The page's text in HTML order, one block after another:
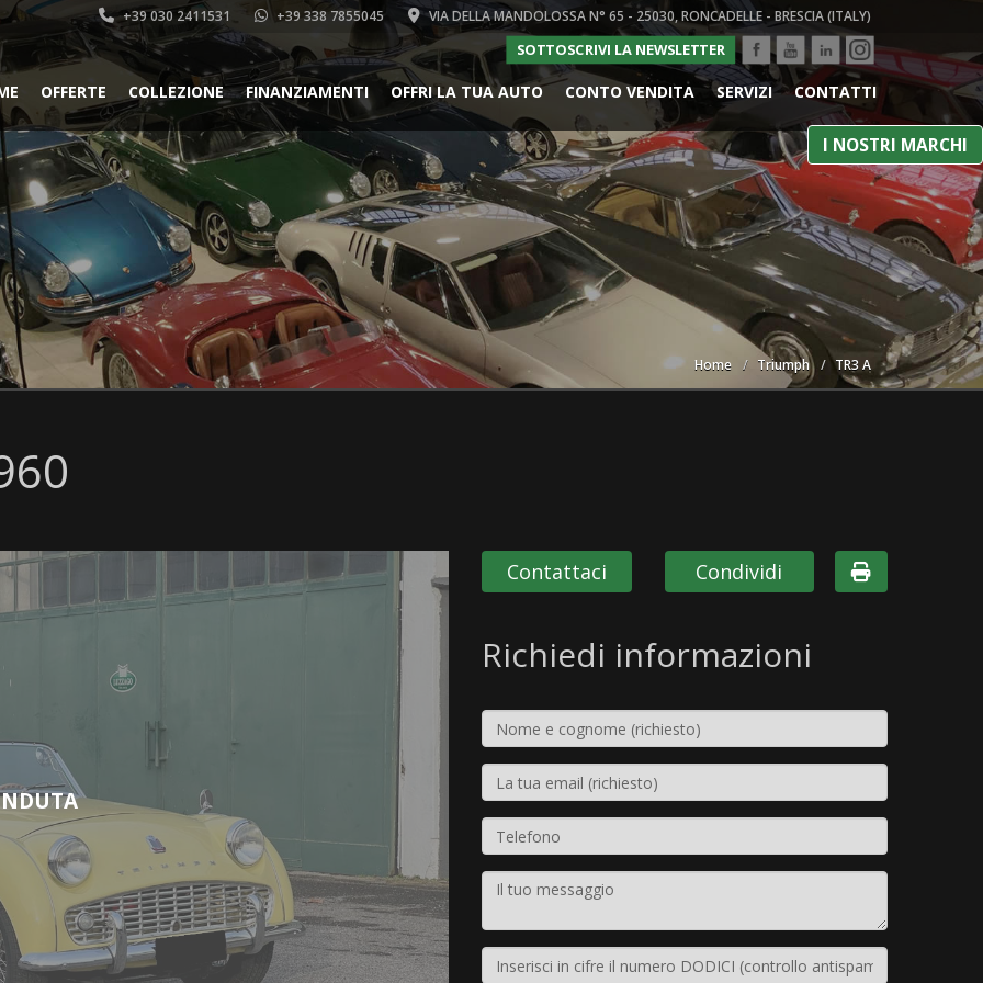
+39 030 2411531 +39 338 7855045 VIA DELLA MANDOLOSSA N° 65 - 25030, RONCADELLE - BRESCIA (ITALY)
SOTTOSCRIVI LA NEWSLETTER
I NOSTRI MARCHI
OFFERTE COLLEZIONE FINANZIAMENTI OFFRI LA TUA AUTO CONTO VENDITA SERVIZI CONTATTI
Home Triumph TR3 A
Contattaci Condividi
Richiedi informazioni